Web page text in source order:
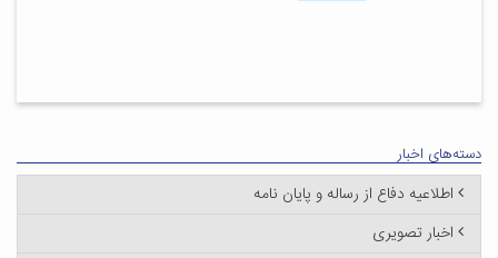
دسته‌های اخبار
اطلاعیه دفاع از رساله و پایان نامه
اخبار تصویری